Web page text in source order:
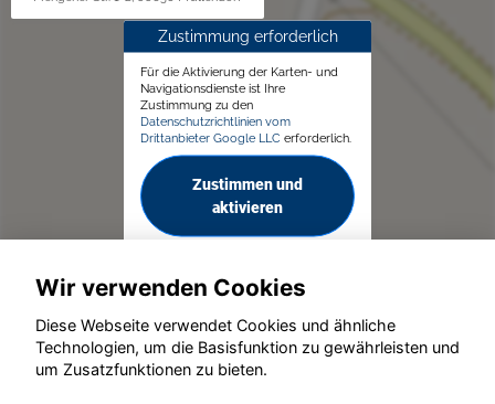
Zustimmung erforderlich
Für die Aktivierung der Karten- und
Navigationsdienste ist Ihre
Zustimmung zu den
Datenschutzrichtlinien vom
Drittanbieter Google LLC erforderlich.
Zustimmen und
aktivieren
© konjunkturmotor.de GmbH 2020 - 2026
Wir verwenden Cookies
Diese Webseite verwendet Cookies und ähnliche
Technologien, um die Basisfunktion zu gewährleisten und
um Zusatzfunktionen zu bieten.